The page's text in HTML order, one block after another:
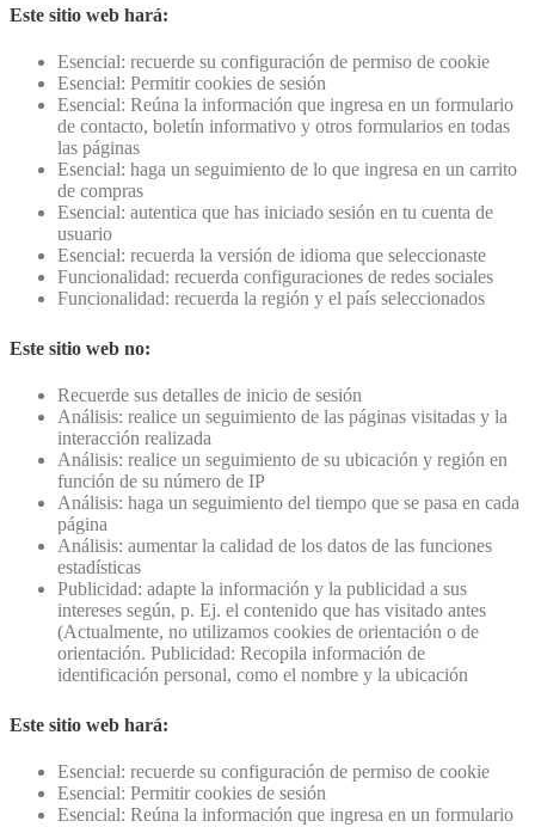
Este sitio web hará:
Esencial: recuerde su configuración de permiso de cookie
Esencial: Permitir cookies de sesión
Esencial: Reúna la información que ingresa en un formulario
de contacto, boletín informativo y otros formularios en todas
las páginas
Esencial: haga un seguimiento de lo que ingresa en un carrito
de compras
Esencial: autentica que has iniciado sesión en tu cuenta de
usuario
Esencial: recuerda la versión de idioma que seleccionaste
Funcionalidad: recuerda configuraciones de redes sociales
Funcionalidad: recuerda la región y el país seleccionados
Este sitio web no:
Recuerde sus detalles de inicio de sesión
Análisis: realice un seguimiento de las páginas visitadas y la
interacción realizada
Análisis: realice un seguimiento de su ubicación y región en
función de su número de IP
Análisis: haga un seguimiento del tiempo que se pasa en cada
página
Análisis: aumentar la calidad de los datos de las funciones
estadísticas
Publicidad: adapte la información y la publicidad a sus
intereses según, p. Ej. el contenido que has visitado antes
(Actualmente, no utilizamos cookies de orientación o de
orientación. Publicidad: Recopila información de
identificación personal, como el nombre y la ubicación
Este sitio web hará:
Esencial: recuerde su configuración de permiso de cookie
Esencial: Permitir cookies de sesión
Esencial: Reúna la información que ingresa en un formulario